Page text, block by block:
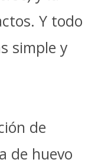
Y todo
simple y
de
de huevo